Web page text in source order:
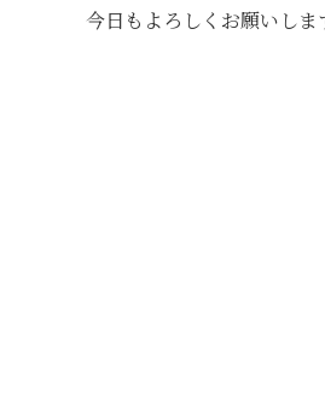
今日もよろしくお願いしま